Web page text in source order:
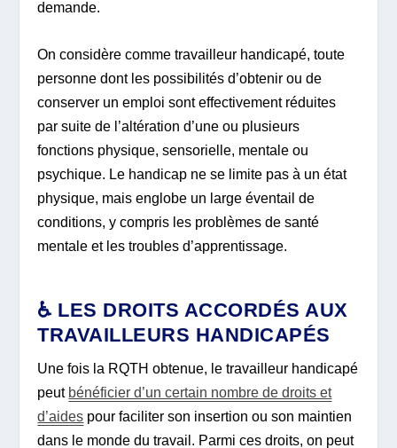
demande.
On considère comme travailleur handicapé, toute
personne dont les possibilités d’obtenir ou de
conserver un emploi sont effectivement réduites
par suite de l’altération d’une ou plusieurs
fonctions physique, sensorielle, mentale ou
psychique. Le handicap ne se limite pas à un état
physique, mais englobe un large éventail de
conditions, y compris les problèmes de santé
mentale et les troubles d’apprentissage.
♿ LES DROITS ACCORDÉS AUX
TRAVAILLEURS HANDICAPÉS
Une fois la RQTH obtenue, le travailleur handicapé
peut bénéficier d’un certain nombre de droits et
d’aides pour faciliter son insertion ou son maintien
dans le monde du travail. Parmi ces droits, on peut